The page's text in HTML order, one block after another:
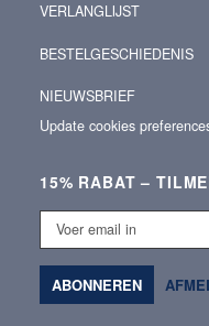
VERLANGLIJST
BESTELGESCHIEDENIS
NIEUWSBRIEF
Update cookies
15% RABAT –
Voer
email
in
ABONNEREN